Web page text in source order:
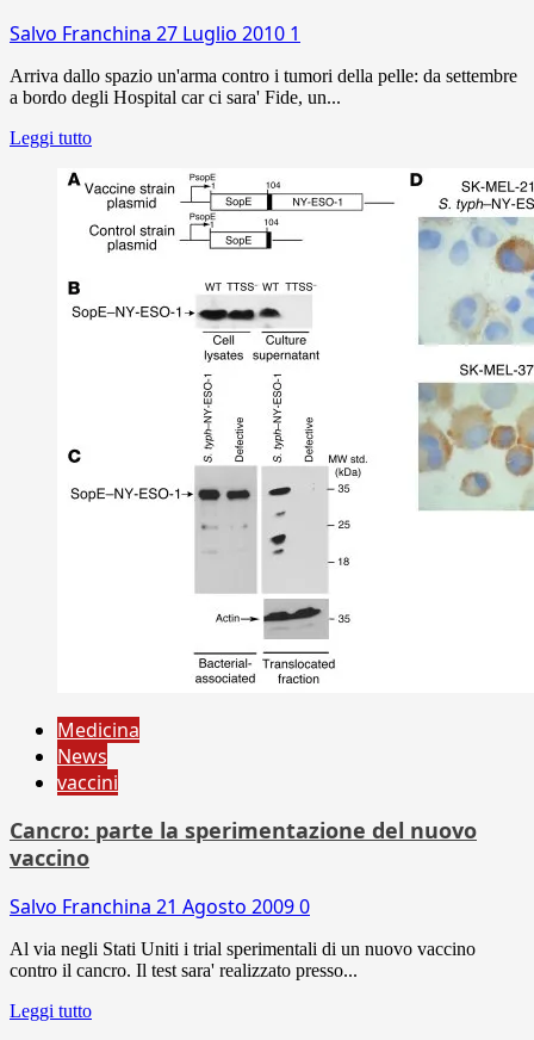
Salvo Franchina 27 Luglio 2010 1
Arriva dallo spazio un'arma contro i tumori della pelle: da settembre
a bordo degli Hospital car ci sara' Fide, un...
Leggi tutto
Medicina
News
vaccini
Cancro: parte la sperimentazione del nuovo
vaccino
Salvo Franchina 21 Agosto 20090
Al via negli Stati Uniti i trial sperimentali di un nuovo vaccino
contro il cancro. Il test sara' realizzato presso...
Leggi tutto